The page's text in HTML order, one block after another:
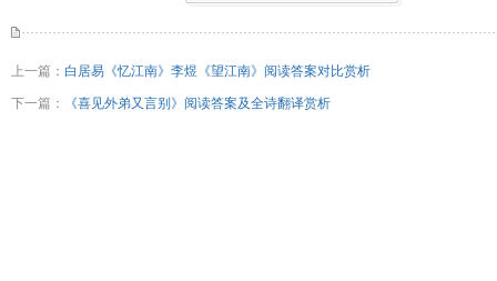
上一篇： 白居易《忆江南》李煜《望江南》阅读答案对比赏析
下一篇： 《喜见外弟又言别》阅读答案及全诗翻译赏析